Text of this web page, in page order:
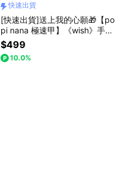
快速出貨
[快速出貨]送上我的心願🎁【po
pi nana 極速甲】《wish》手手
美甲 | HN-183 (盒裝 / 每款24
片) 情人節禮物 畢業禮物 母親節
禮物 生日禮物 表白禮物
$499
10.0%